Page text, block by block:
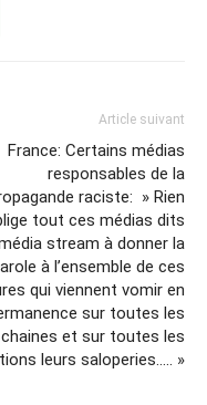
Article suivant
France: Certains médias
responsables de la
raciste: » Rien
tout ces médias dits
stream à donner la
à l’ensemble de ces
qui viennent vomir en
sur toutes les
chaines et sur toutes les
leurs saloperies….. »